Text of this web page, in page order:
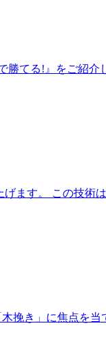
勝てる!』をご紹介
ます。 この技術
挽き」に焦点を